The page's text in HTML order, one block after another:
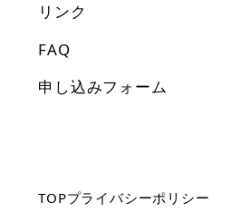
リンク
FAQ
申し込みフォーム
TOPプライバシーポリシー